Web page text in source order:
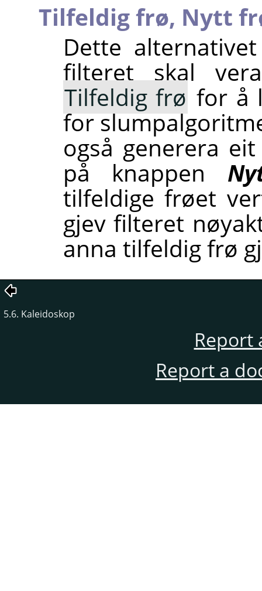
Tilfeldig frø, Nytt
Dette
filteret skal
Tilfeldig frø for å
for
også generera
på knappen
tilfeldige frøet
gjev filteret
anna tilfeldig frø
5.6. Kaleidoskop
Report
Report a